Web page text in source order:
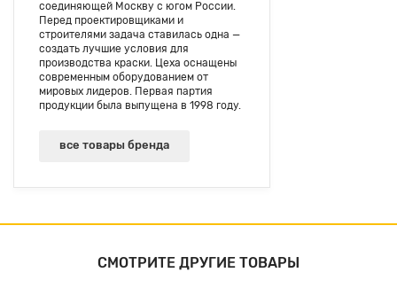
соединяющей Москву с югом России.
Перед проектировщиками и
строителями задача ставилась одна —
создать лучшие условия для
производства краски. Цеха оснащены
современным оборудованием от
мировых лидеров. Первая партия
продукции была выпущена в 1998 году.
все товары бренда
СМОТРИТЕ ДРУГИЕ ТОВАРЫ